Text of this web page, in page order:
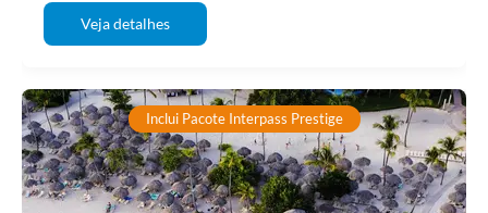
Veja detalhes
Inclui Pacote Interpass Prestige